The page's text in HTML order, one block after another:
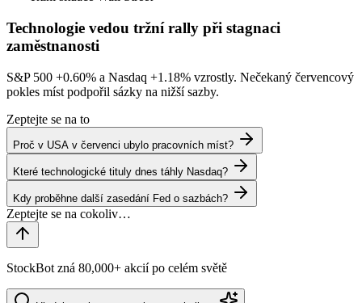
Technologie vedou tržní rally při stagnaci
zaměstnanosti
S&P 500 +0.60% a Nasdaq +1.18% vzrostly. Nečekaný červencový
pokles míst podpořil sázky na nižší sazby.
Zeptejte se na to
Proč v USA v červenci ubylo pracovních míst?
Které technologické tituly dnes táhly Nasdaq?
Kdy proběhne další zasedání Fed o sazbách?
StockBot zná 80,000+ akcií po celém světě